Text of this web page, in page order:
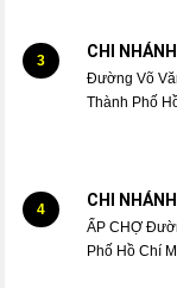
3 CHI
Đường Võ
Thành Phố
4 CHI
ẤP CHỢ
Phố Hồ Chí